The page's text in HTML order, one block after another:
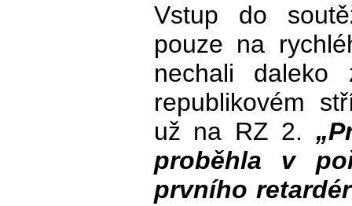
Vstup do
pouze na
nechali
republikovém
už na RZ 2.
proběhla v
prvního